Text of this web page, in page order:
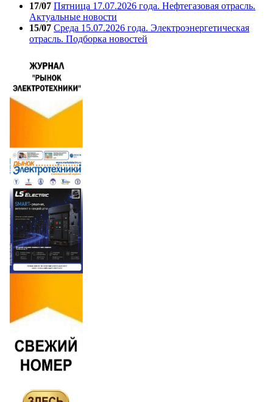
17/07 Пятница 17.07.2026 года. Нефтегазовая отрасль.
Актуальные новости
15/07 Среда 15.07.2026 года. Электроэнергетическая
отрасль. Подборка новостей